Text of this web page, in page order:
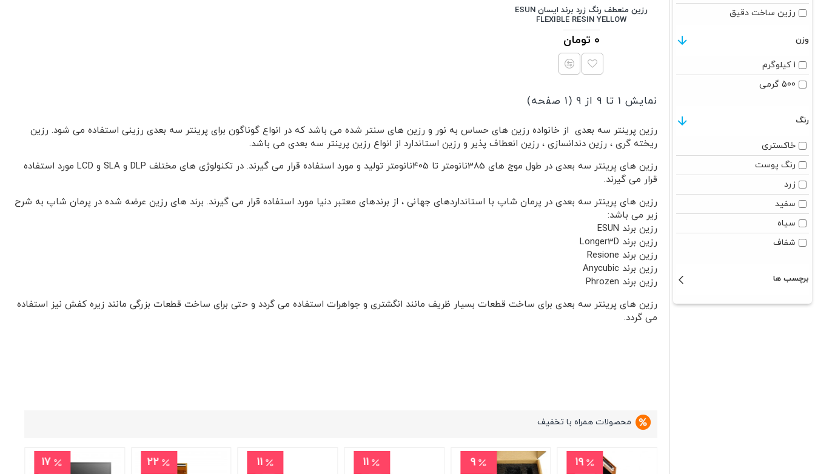
وزن
1 کیلوگرم
500 گرمی
رزین ساخت دقیق
رنگ
خاکستری
رنگ پوست
زرد
سفید
سیاه
شفاف
برچسب ها
رزین منعطف رنگ زرد برند ایسان ESUN
FLEXIBLE RESIN YELLOW
0 تومان
نمایش 1 تا 9 از 9 (1 صفحه)
رزین پرینتر سه بعدی از خانواده رزین های حساس به نور و رزین های سنتر شده می باشد که در انواع گوناگون برای پرینتر سه بعدی رزینی استفاده می شود. رزین
ریخته گری ، رزین دندانسازی ، رزین انعطاف پذیر و رزین استاندارد از انواع رزین پرینتر سه بعدی می باشد.
رزین های پرینتر سه بعدی در طول موج های 385نانومتر تا 405نانومتر تولید و مورد استفاده قرار می گیرند. در تکنولوژی های مختلف DLP و SLA و LCD مورد استفاده
قرار می گیرند.
رزین های پرینتر سه بعدی در پرمان شاپ با استانداردهای جهانی ، از برندهای معتبر دنیا مورد استفاده قرار می گیرند. برند های رزین عرضه شده در پرمان شاپ به شرح
زیر می باشد:
رزین برند ESUN
رزین برند Longer3D
رزین برند Resione
رزین برند Anycubic
رزین برند Phrozen
رزین های پرینتر سه بعدی برای ساخت قطعات بسیار ظریف مانند انگشتری و جواهرات استفاده می گردد و حتی برای ساخت قطعات بزرگی مانند زیره کفش نیز استفاده
می گردد.
محصولات همراه با تخفیف
17
13
9
11